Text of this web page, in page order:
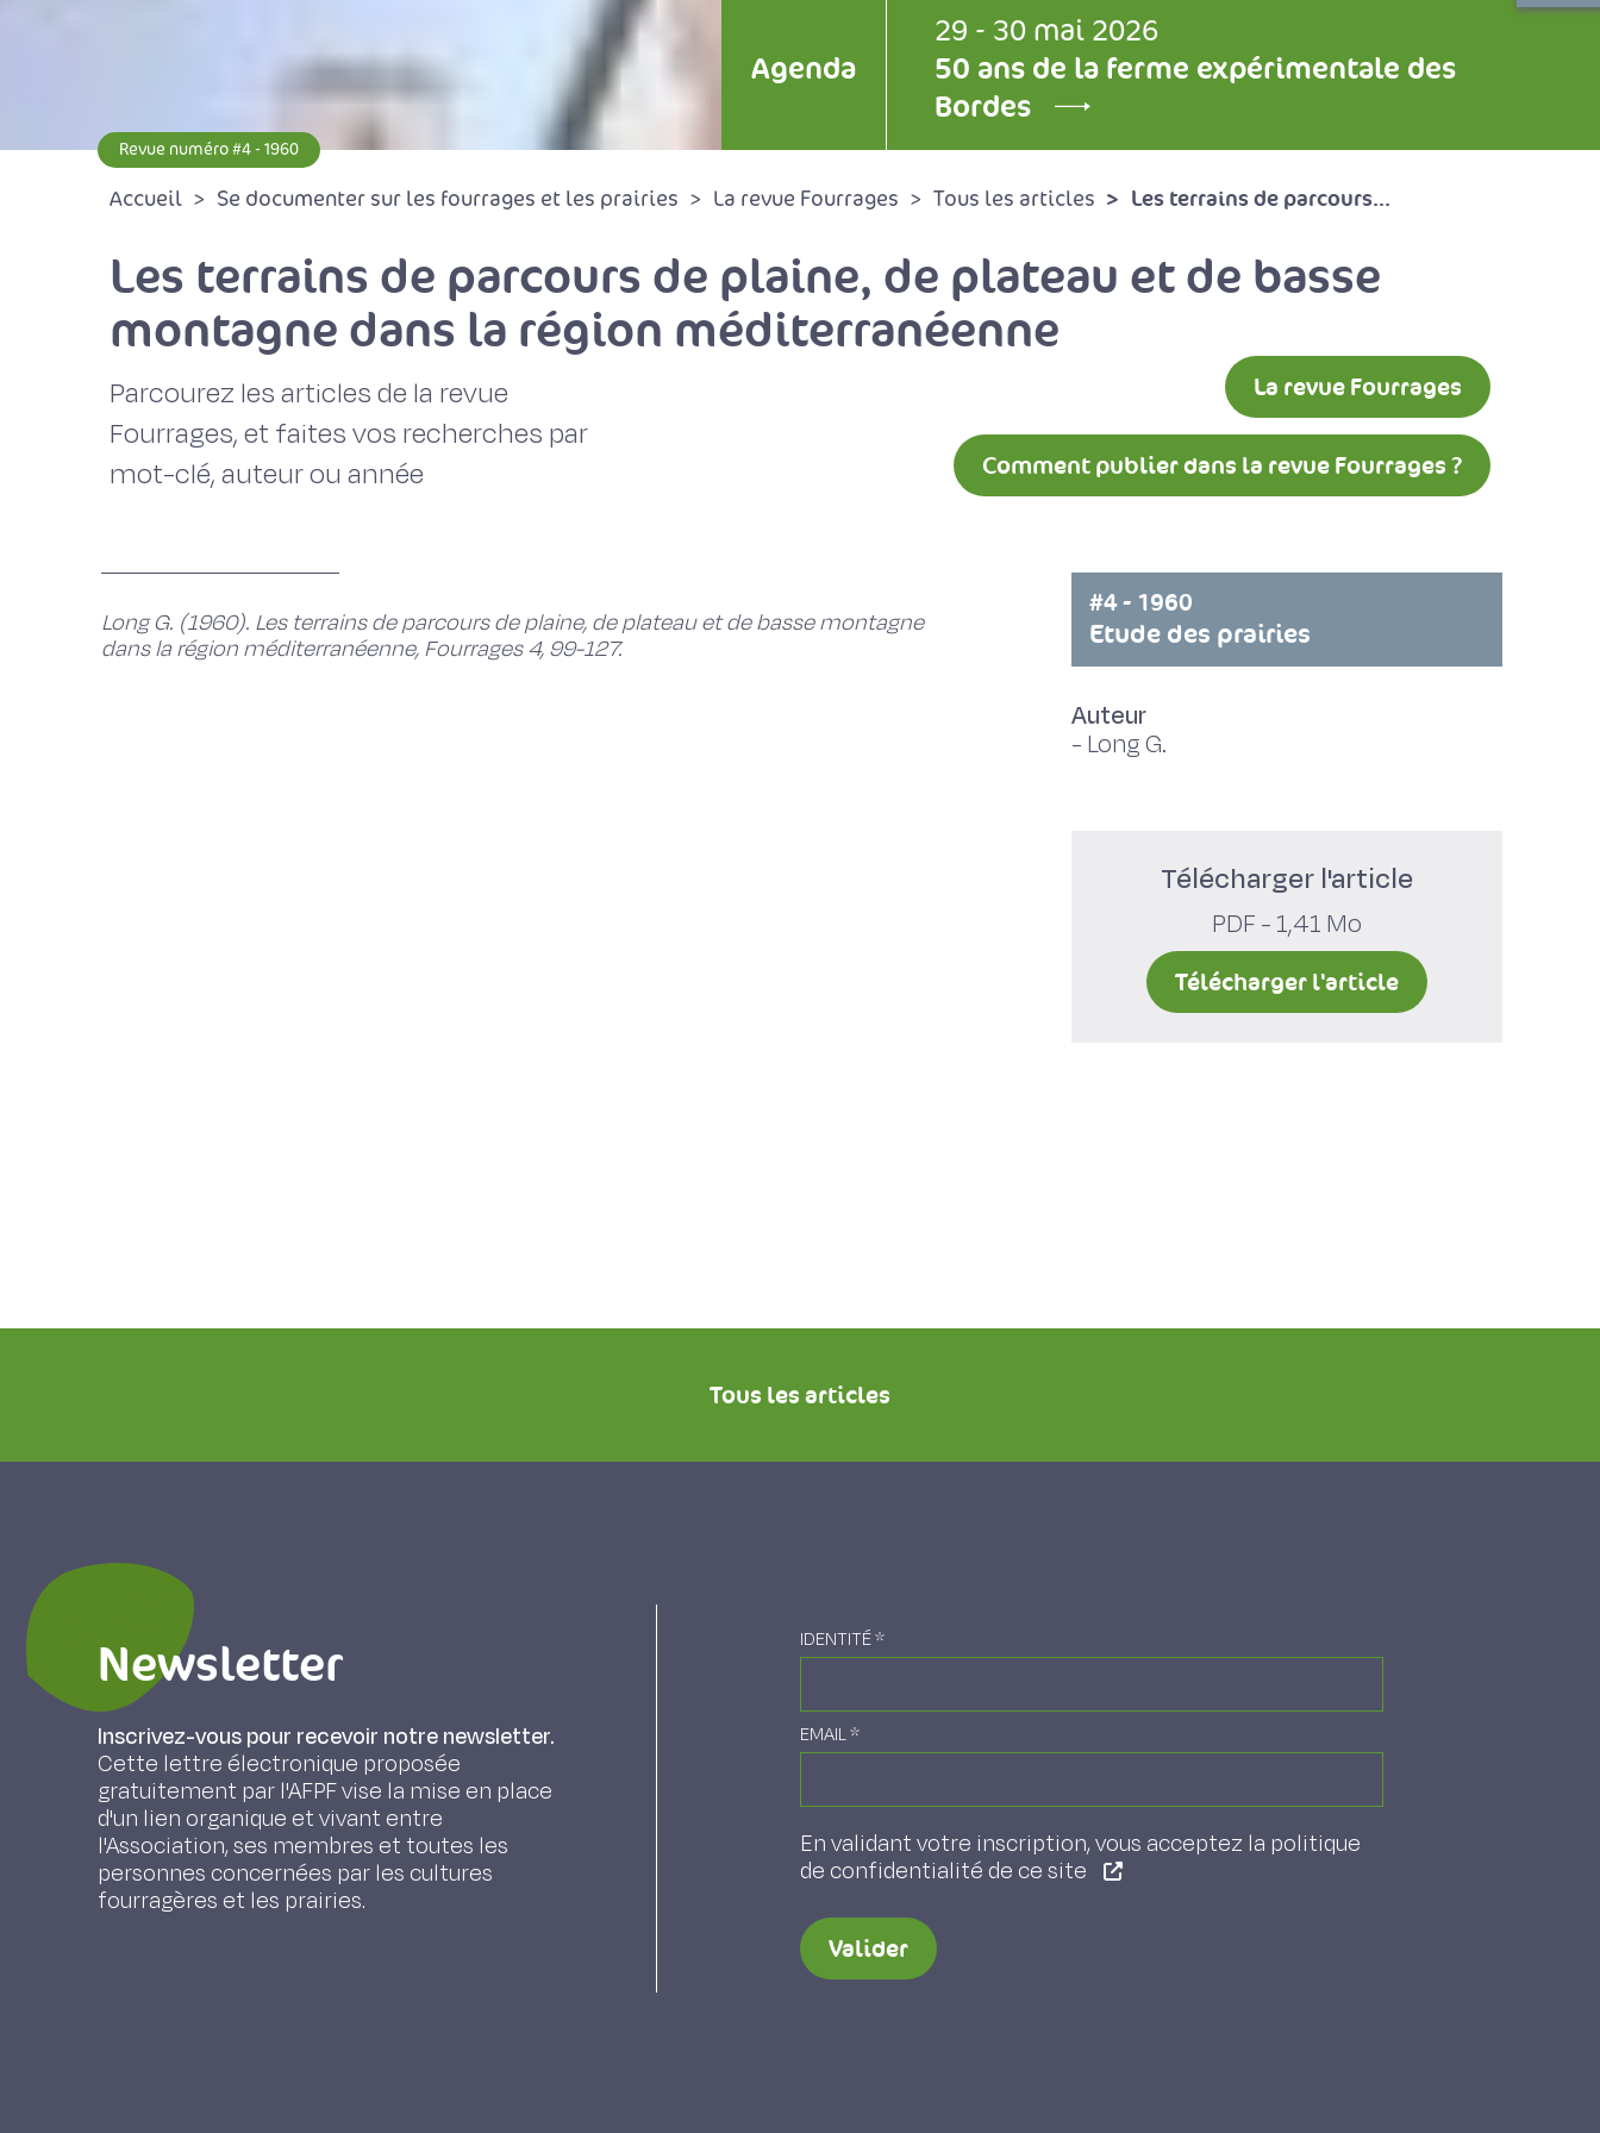
Agenda
29 - 30 mai 2026
50 ans de la ferme expérimentale des
Bordes
Revue numéro #4 - 1960
Accueil Se documenter sur les fourrages et les prairies La revue Fourrages Tous les articles Les terrains de parcours...
Les terrains de parcours de plaine, de plateau et de basse
montagne dans la région méditerranéenne
Parcourez les articles de la revue
Fourrages, et faites vos recherches par
mot-clé, auteur ou année
La revue Fourrages
Comment publier dans la revue Fourrages ?
Long G. (1960). Les terrains de parcours de plaine, de plateau et de basse montagne
dans la région méditerranéenne, Fourrages 4, 99-127.
#4 - 1960
Etude des prairies
Auteur
- Long G.
Télécharger l'article
PDF - 1,41 Mo
Télécharger l'article
Tous les articles
Newsletter
Inscrivez-vous pour recevoir notre newsletter.
Cette lettre électronique proposée
gratuitement par l'AFPF vise la mise en place
d'un lien organique et vivant entre
l'Association, ses membres et toutes les
personnes concernées par les cultures
fourragères et les prairies.
IDENTITÉ*
EMAIL*
En validant votre inscription, vous acceptez la politique
de confidentialité de ce site
Valider